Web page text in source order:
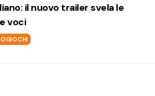
il nuovo trailer svela le
voci